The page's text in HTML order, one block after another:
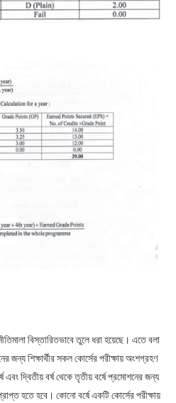
বিস্তারিতভাবে তুলে ধরা হয়েছে। এতে বলা
জন্য শিক্ষার্থীর সকল কোর্সের পরীক্ষায় অংশগ্রহণ
এবং দ্বিতীয় বর্ষ থেকে তৃতীয় বর্ষে প্রমোশনের জন্য
হতে হবে। কোনো বর্ষে একটি কোর্সের পরীক্ষায়